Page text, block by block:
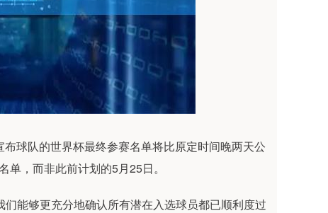
球队的世界杯最终参赛名单将比原定时间晚两天公
，而非此前计划的5月25日。
能够更充分地确认所有潜在入选球员都已顺利度过